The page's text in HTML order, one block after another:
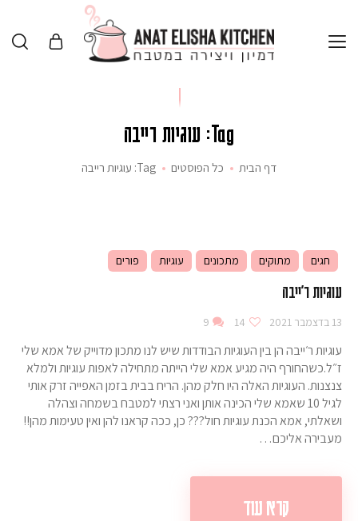
Tag: עוגיות רייבה
דף הבית כל הפוסטים Tag: עוגיות רייבה
חגים מתוקים מתכונים עוגיות פורים
עוגיות ר'ייבה
13 בדצמבר 2021 14
9
עוגיות ר׳ייבה הן בין העוגיות הבודדות שיש לנו מתכון מדוייק של אמא שלי
ז״ל.כשהחורף היה מגיע אמא שלי הייתה מתחילה לאפות עוגיות ולמלא
צנצנות. העוגיות האלה היו חלק מהן. הריח בבית בזמן האפייה זרק אותי
לגיל 10 שאמא שלי הכינה אותן ואני רצתי למטבח בשמחה וצהלה
ושאלתי, אמא הכנת עוגיות חול??? כן, ככה קראנו להן ואין טעימות מהן!!
מעבירה אליכם…
קרא עוד